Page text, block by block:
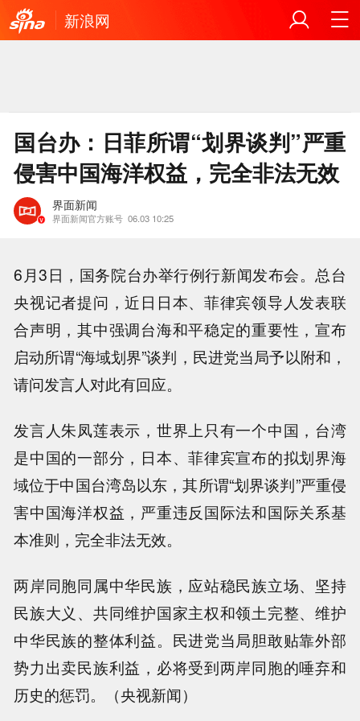
新浪网
国台办：日菲所谓“划界谈判”严重
侵害中国海洋权益，完全非法无效
界面新闻
界面新闻官方账号 06.03 10:25
6月3日，国务院台办举行例行新闻发布会。总台
央视记者提问，近日日本、菲律宾领导人发表联
合声明，其中强调台海和平稳定的重要性，宣布
启动所谓“海域划界”谈判，民进党当局予以附和，
请问发言人对此有回应。
发言人朱凤莲表示，世界上只有一个中国，台湾
是中国的一部分，日本、菲律宾宣布的拟划界海
域位于中国台湾岛以东，其所谓“划界谈判”严重侵
害中国海洋权益，严重违反国际法和国际关系基
本准则，完全非法无效。
两岸同胞同属中华民族，应站稳民族立场、坚持
民族大义、共同维护国家主权和领土完整、维护
中华民族的整体利益。民进党当局胆敢贴靠外部
势力出卖民族利益，必将受到两岸同胞的唾弃和
历史的惩罚。（央视新闻）